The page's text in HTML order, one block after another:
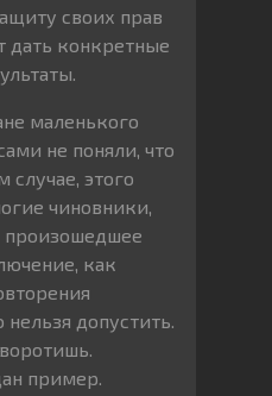
своих прав
дать конкретные
маленького
не поняли, что
случае, этого
чиновники,
как
нельзя допустить.
пример.